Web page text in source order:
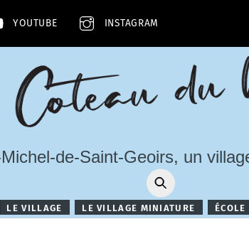
YOUTUBE INSTAGRAM
de-Saint-Geoirs, un
LE VILLAGE LE VILLAGE MINIATURE ÉCOLE